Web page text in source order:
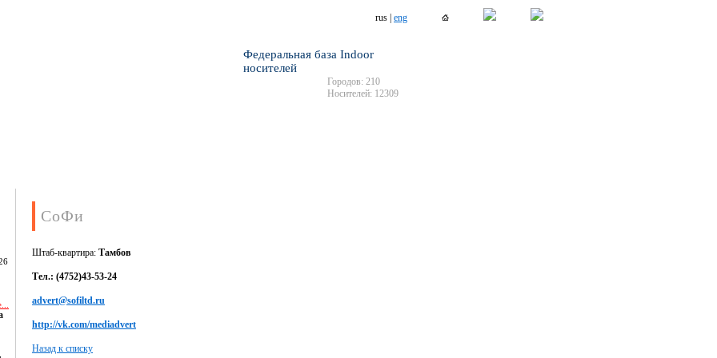
rus | eng
Федеральная база Indoor
носителей
Городов: 210
Носителей: 12309
СоФи
Штаб-квартира: Тамбов
Тел.: (4752)43-53-24
advert@sofiltd.ru
http://vk.com/mediadvert
Назад к списку